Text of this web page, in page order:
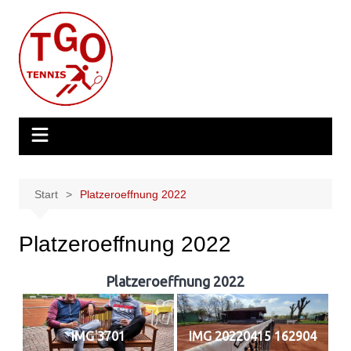
Inhalt
springen
Start Platzeroeffnung 2022
Platzeroeffnung 2022
Platzeroeffnung 2022
IMG 3701 IMG 20220415 162904